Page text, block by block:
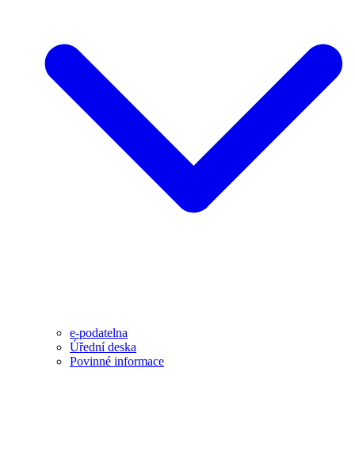
e-podatelna
Úřední deska
Povinné informace